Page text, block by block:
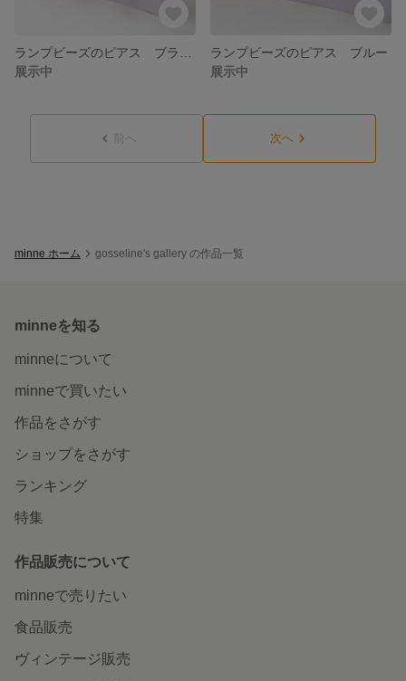
展示中
ランプビーズのピアス ブルー
展示中
前へ 次へ
minne ホーム gosseline's gallery の作品一覧
minneを知る
minneについて
minneで買いたい
作品をさがす
ショップをさがす
ランキング
特集
作品販売について
minneで売りたい
食品販売
ヴィンテージ販売